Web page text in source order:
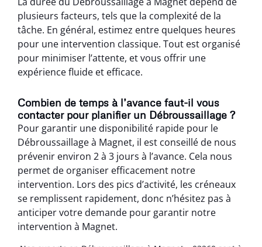
plusieurs facteurs, tels que la complexité de la
tâche. En général, estimez entre quelques heures
pour une intervention classique. Tout est organisé
pour minimiser l’attente, et vous offrir une
expérience fluide et efficace.
Combien de temps à l’avance faut-il vous
contacter pour planifier un Débroussaillage ?
Pour garantir une disponibilité rapide pour le
Débroussaillage à Magnet, il est conseillé de nous
prévenir environ 2 à 3 jours à l’avance. Cela nous
permet de organiser efficacement notre
intervention. Lors des pics d’activité, les créneaux
se remplissent rapidement, donc n’hésitez pas à
anticiper votre demande pour garantir notre
intervention à Magnet.